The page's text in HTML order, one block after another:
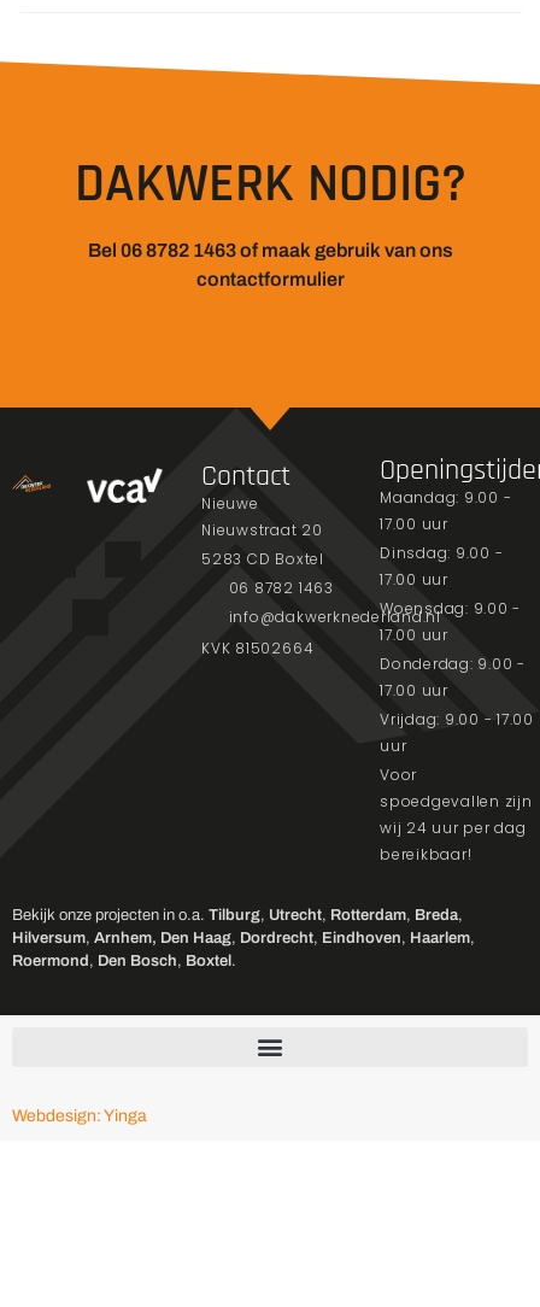
situatie, maar veel projecten kunnen binnen één tot enkele
DAKWERK NODIG?
Bel 06 8782 1463 of maak gebruik van ons
contactformulier
Contact
Nieuwe
Nieuwstraat 20
5283 CD Boxtel
06 8782 1463
info@dakwerknederland.nl
KVK 81502664
Maandag: 9.00 -
17.00 uur
Dinsdag: 9.00 -
17.00 uur
Woensdag: 9.00 -
17.00 uur
Donderdag: 9.00 -
17.00 uur
Vrijdag: 9.00 - 17.00
uur
Voor
spoedgevallen zijn
wij 24 uur per dag
bereikbaar!
Bekijk onze projecten in o.a. Tilburg, Utrecht, Rotterdam, Breda,
Hilversum, Arnhem, Den Haag, Dordrecht, Eindhoven, Haarlem,
Roermond , Den Bosch, Boxtel .
Webdesign: Yinga